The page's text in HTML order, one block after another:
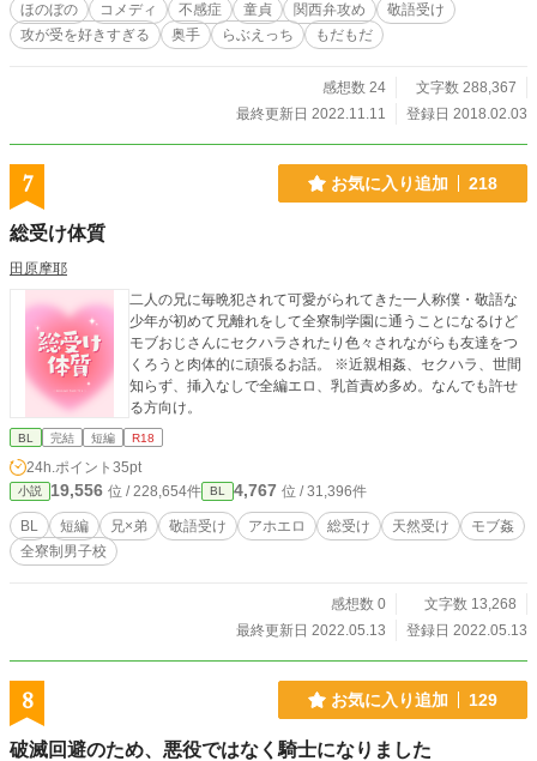
ほのぼの コメディ 不感症 童貞 関西弁攻め
敬語受け
攻が受を好きすぎる
奥手 らぶえっち もだもだ
感想数 24
文字数 288,367
最終更新日 2022.11.11
登録日 2018.02.03
7 お気に入り追加 218
総受け体質
田原摩耶
二人の兄に毎晩犯されて可愛がられてきた一人称僕・敬語な
少年が初めて兄離れをして全寮制学園に通うことになるけど
モブおじさんにセクハラされたり色々されながらも友達をつ
くろうと肉体的に頑張るお話。 ※近親相姦、セクハラ、世間
知らず、挿入なしで全編エロ、乳首責め多め。なんでも許せ
る方向け。
BL 完結 短編 R18
24h.ポイント 35pt
小説 19,556 位 / 228,654件 BL 4,767 位 / 31,396件
BL 短編 兄×弟 敬語受け アホエロ 総受け 天然受け
モブ姦
全寮制男子校
感想数 0
文字数 13,268
最終更新日 2022.05.13
登録日 2022.05.13
8 お気に入り追加 129
破滅回避のため、悪役ではなく騎士になりました